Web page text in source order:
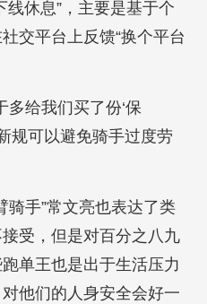
线休息”，主要是基于个
交平台上反馈“换个平台
多给我们买了份‘保
规可以避免骑手过度劳
骑手”常文亮也表达了类
受，但是对百分之八九
单王也是出于生活压力
他们的人身安全会好一